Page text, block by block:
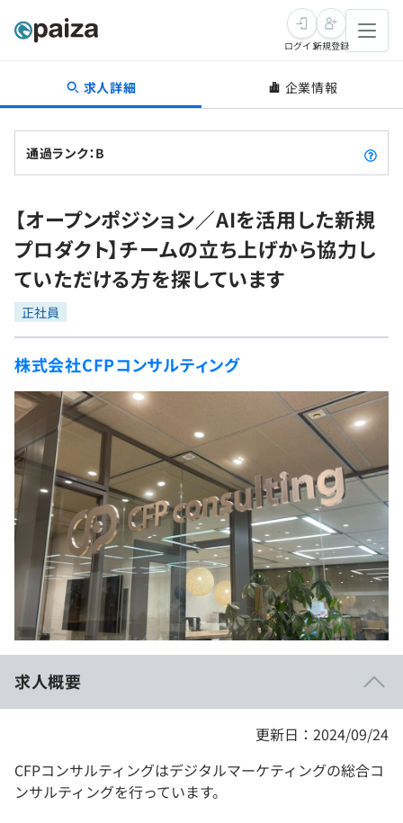
転職・キャリア
転職成功ガイド
転職エージェント
インタビュー
転職成功ガイド
新卒就活
求人検索
本選考
インターン
新卒エージェント
イベント・セミナー
インタビュー
就活成功ガイド
学習
問題集
4択課題
ナレッジ
リファレンス
プラン
個人向けプラン
法人向けプラン
学校向けプラン
契約内容・クーポン
プログラミング言語
評価結果一覧
再チャレンジ結果一覧
ゲーム・マンガ
Tech Team Journal
paiza times
paizaとは？
ログイン新規登録
求人詳細 企業情報
通過ランク：B
【オープンポジション／AIを活用した新規
プロダクト】チームの立ち上げから協力し
ていただける方を探しています
正社員
株式会社CFPコンサルティング
求人概要
更新日：2024/09/24
CFPコンサルティングはデジタルマーケティングの総合コ
ンサルティングを行っています。